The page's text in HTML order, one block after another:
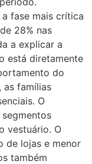
fase mais crítica
28% nas
a explicar a
está diretamente
do
as famílias
O
vestuário. O
de lojas e menor
também